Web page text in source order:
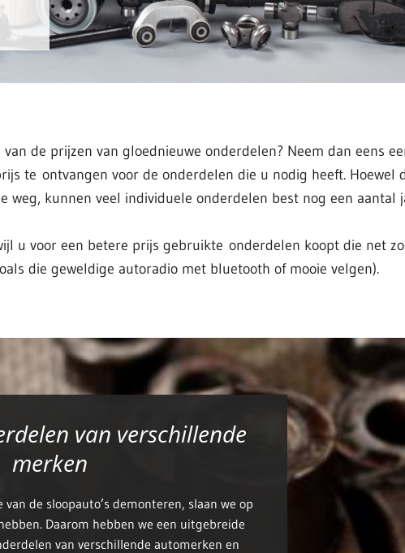
de prijzen van gloednieuwe onderdelen? Neem dan eens
te ontvangen voor de onderdelen die u nodig heeft. Hoewel
kunnen veel individuele onderdelen best nog een aantal
u voor een betere prijs gebruikte onderdelen koopt die net
die geweldige autoradio met bluetooth of mooie velgen).
van verschillende
merken
de sloopauto’s demonteren, slaan we op
Daarom hebben we een uitgebreide
van verschillende automerken en